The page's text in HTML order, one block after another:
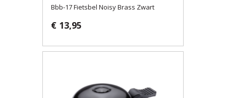
Bbb-17 Fietsbel Noisy Brass Zwart
€ 13,95